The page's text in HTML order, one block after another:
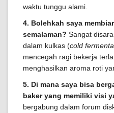
waktu tunggu alami.
4. Bolehkah saya
semalaman? Sangat
dalam kulkas (cold
mencegah ragi bekerja
menghasilkan aroma roti
5. Di mana saya bisa
baker yang memiliki visi
bergabung dalam forum